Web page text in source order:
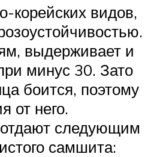
корейских видов,
выдерживает и
минус 30. Зато
боится, поэтому
от него.
следующим
самшита: